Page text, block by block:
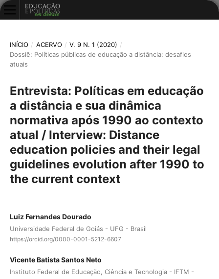
INÍCIO / ACERVO / V. 9 N. 1 (2020) /
Dossiê: Políticas públicas de educação a distância: desafios
atuais
Entrevista: Políticas em educação
a distância e sua dinâmica
normativa após 1990 ao contexto
atual / Interview: Distance
education policies and their legal
guidelines evolution after 1990 to
the current context
Luiz Fernandes Dourado
Universidade Federal de Goiás - UFG - Brasil
https://orcid.org/0000-0001-5212-6607
Vicente Batista Santos Neto
Instituto Federal de Educação, Ciência e Tecnologia - IFTM -